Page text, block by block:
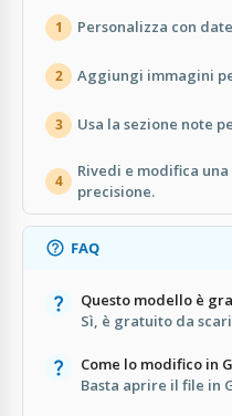
1 Personalizza con
2 Aggiungi immagini
3 Usa la sezione note
4
Rivedi e modifica
precisione.
FAQ
Questo modello è
Sì, è gratuito da
Come lo modifico in
Basta aprire il file in